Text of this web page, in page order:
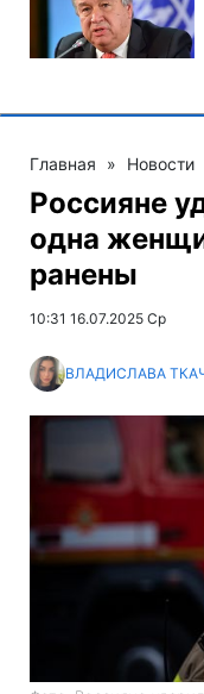
Главная » Новости
Россияне
одна
ранены
10:31 16.07.2025 Ср
ВЛАДИСЛАВА